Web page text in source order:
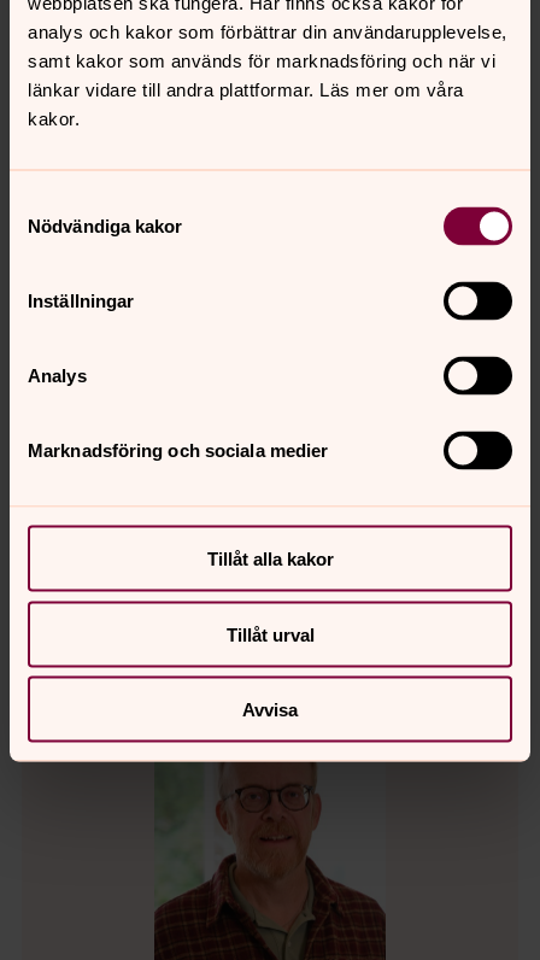
analys och kakor som förbättrar din användarupplevelse,
samt kakor som används för marknadsföring och när vi
länkar vidare till andra plattformar. Läs mer om våra
kakor.
Nödvändiga kakor
Inställningar
Analys
Marknadsföring och sociala medier
Tillåt alla kakor
Tillåt urval
Avvisa
Ulrika "Ullis" Skärlund, S:t Johannes
Kantor
E-post:ulrika.skarlund@svenskakyrkan.se